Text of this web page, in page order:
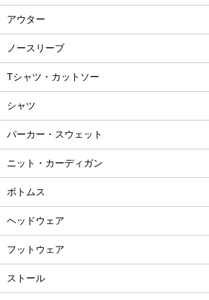
アウター
ノースリーブ
Tシャツ・カットソー
シャツ
パーカー・スウェット
ニット・カーディガン
ボトムス
ヘッドウェア
フットウェア
ストール